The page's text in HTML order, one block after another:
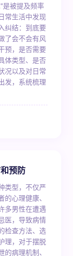
是被提及频率
常生活中发现
纠结：到底要
了会不会有风
预，是否需要
体类型、是否
况以及对日常
发，系统梳理
预防
类型，不仅严
心理健康、
多男性在遭遇
医，导致病情
检查方法、选
理，对于摆脱
病理机制、